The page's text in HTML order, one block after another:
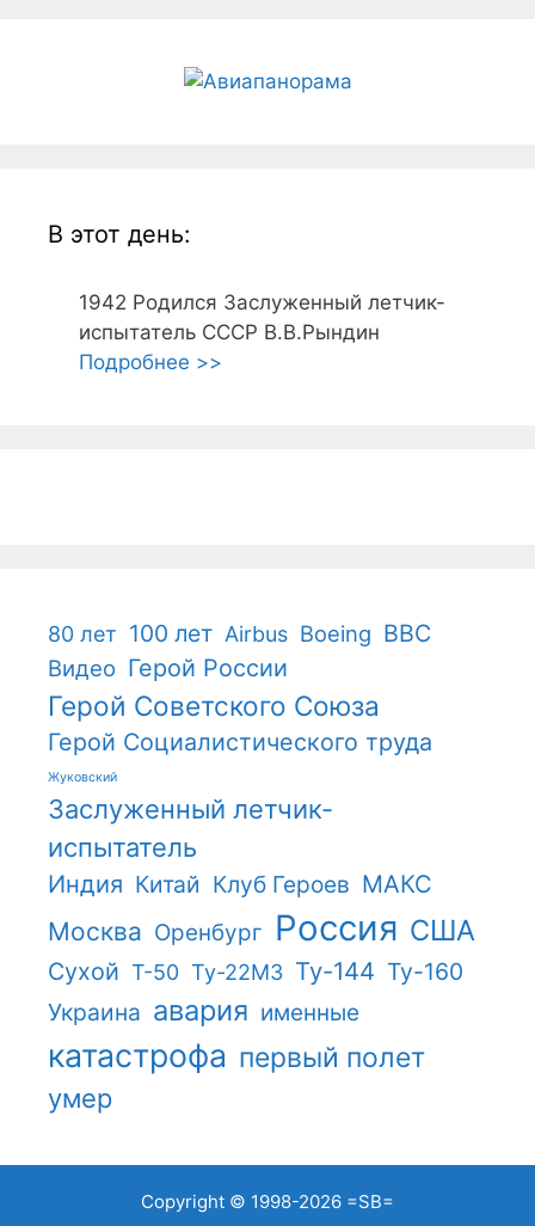
В этот день:
1942 Родился Заслуженный летчик-
испытатель СССР В.В.Рындин
Подробнее >>
80 лет 100 лет Airbus Boeing ВВС
Видео Герой России
Герой Советского Союза
Герой Социалистического труда
Жуковский
Заслуженный летчик-
испытатель
Индия Китай Клуб Героев МАКС
Москва Оренбург Россия США
Сухой Т-50 Ту-22М3 Ту-144 Ту-160
Украина авария именные
катастрофа первый полет
умер
Copyright © 1998-2026 =SB=